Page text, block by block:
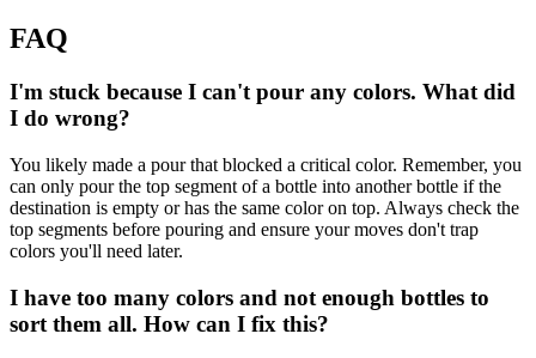
FAQ
I'm stuck because I can't pour any colors. What did
I do wrong?
You likely made a pour that blocked a critical color. Remember, you
can only pour the top segment of a bottle into another bottle if the
destination is empty or has the same color on top. Always check the
top segments before pouring and ensure your moves don't trap
colors you'll need later.
I have too many colors and not enough bottles to
sort them all. How can I fix this?